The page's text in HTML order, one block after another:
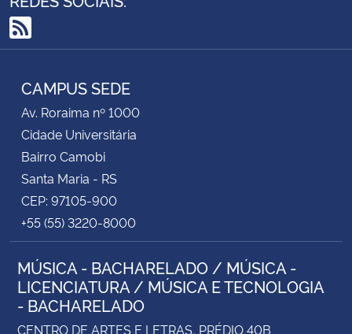
RSS
CAMPUS SEDE
Av. Roraima nº 1000
Cidade Universitária
Bairro Camobi
Santa Maria - RS
CEP: 97105-900
+55 (55) 3220-8000
MÚSICA - BACHARELADO / MÚSICA -
LICENCIATURA / MÚSICA E TECNOLOGIA
- BACHARELADO
CENTRO DE ARTES E LETRAS, PRÉDIO 40B